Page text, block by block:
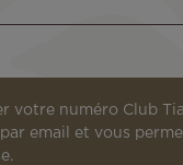
votre numéro Club
email et vous